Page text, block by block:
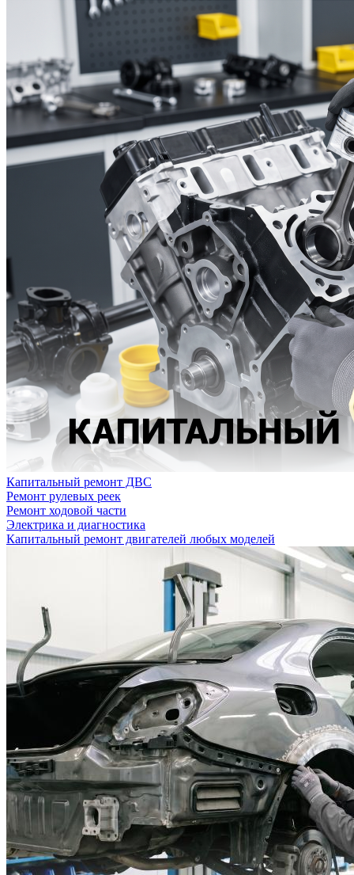
Капитальный ремонт ДВС
Ремонт рулевых реек
Ремонт ходовой части
Электрика и диагностика
Капитальный ремонт двигателей любых моделей